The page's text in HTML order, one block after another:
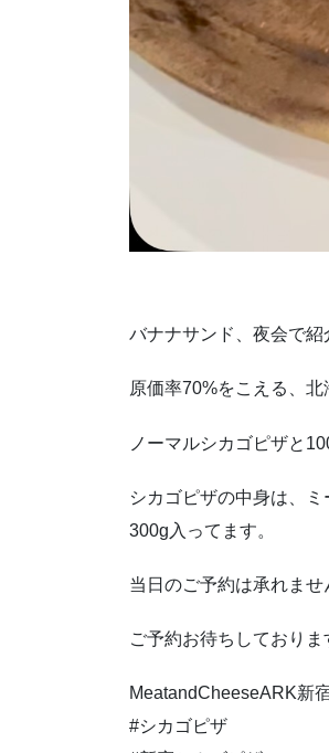
バナナサンド、夜会で
原価率70%をこえる、
ノーマルシカゴピザと
シカゴピザの中身は、
300g入ってます。
当日のご予約は承れませ
ご予約お待ちしておりま
MeatandCheeseARK新
#シカゴピザ